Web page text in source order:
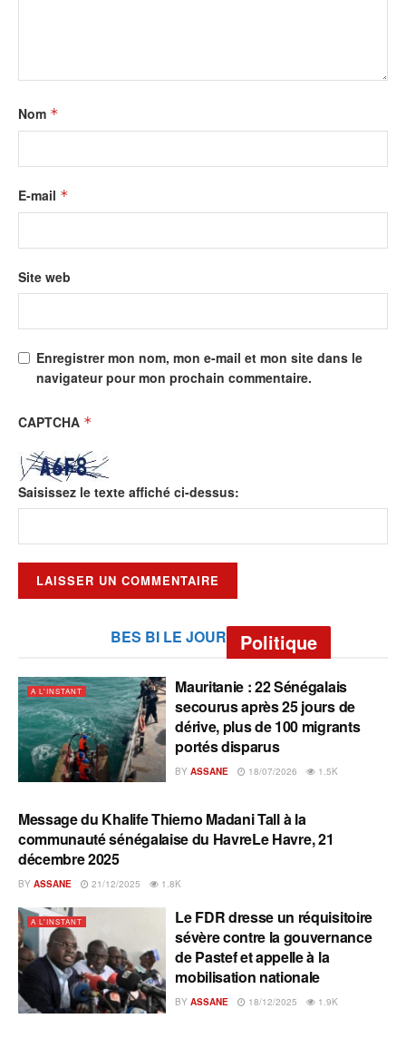
Nom *
E-mail *
Site web
Enregistrer mon nom, mon e-mail et mon site dans le
navigateur pour mon prochain commentaire.
CAPTCHA *
Saisissez le texte affiché ci-dessus:
BES BI LE JOUR Politique
A L'INSTANT
Mauritanie : 22 Sénégalais
secourus après 25 jours de
dérive, plus de 100 migrants
portés disparus
BY ASSANE 18/07/2026 1.5K
A L'INSTANT
Message du Khalife Thierno Madani Tall à la
communauté sénégalaise du HavreLe Havre, 21
décembre 2025
BY ASSANE 21/12/2025 1.8K
A L'INSTANT
Le FDR dresse un réquisitoire
sévère contre la gouvernance
de Pastef et appelle à la
mobilisation nationale
BY ASSANE 18/12/2025 1.9K